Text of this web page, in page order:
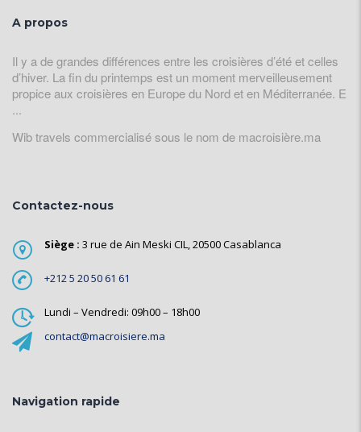
A propos
Il y a de grandes différences entre les croisières d’été et celles
d’hiver. La fin du printemps est un moment merveilleusement
propice aux croisières en Europe du Nord et en Méditerranée. E
...
Wib travels commercialisé sous le nom de macroisière.ma
Contactez-nous
Siège : 3 rue de Ain Meski CIL, 20500 Casablanca
+212 5 20 50 61 61
Lundi – Vendredi: 09h00 – 18h00
contact@macroisiere.ma
Navigation rapide